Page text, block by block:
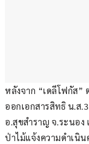
หลังจาก “เดลีโฟกัส”
ออกเอกสารสิทธิ น.ส
อ.สุขสำราญ จ.ระนอง
ป่าไม้แจ้งความดำเนิ